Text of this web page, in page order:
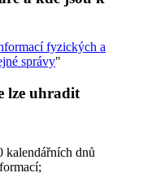
fyzických a
správy"
lze uhradit
kalendářních dnů